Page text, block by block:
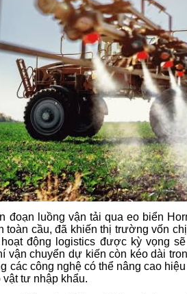
đoạn luồng vận tải qua eo biển
toàn cầu, đã khiến thị trường vốn
động logistics được kỳ vọng
vận chuyển dự kiến còn kéo dài
các công nghệ có thể nâng cao
tư nhập khẩu.